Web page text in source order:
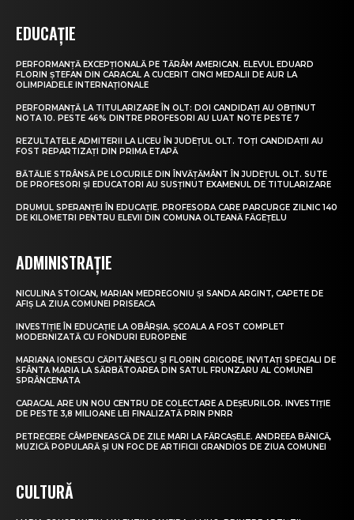
EDUCAȚIE
PERFORMANȚĂ EXCEPȚIONALĂ PE TĂRÂM AMERICAN. ELEVUL EDUARD
FLORIN ȘTEFAN DIN CARACAL A CUCERIT CINCI MEDALII DE AUR LA
OLIMPIADELE INTERNAȚIONALE
PERFORMANȚĂ LA TITULARIZARE ÎN OLT: DOI CANDIDAȚI AU OBȚINUT
NOTA 10. PESTE 46% DINTRE PROFESORI AU LUAT NOTE PESTE 7
REZULTATELE ADMITERII LA LICEU ÎN JUDEȚUL OLT. TOȚI CANDIDAȚII AU
FOST REPARTIZAȚI DIN PRIMA ETAPĂ
BĂTĂLIE STRÂNSĂ PE LOCURILE DIN ÎNVĂȚĂMÂNT ÎN JUDEȚUL OLT. SUTE
DE PROFESORI ȘI EDUCATORI AU SUSȚINUT EXAMENUL DE TITULARIZARE
DRUMUL SPERANȚEI ÎN EDUCAȚIE. PROFESORA CARE PARCURGE ZILNIC 140
DE KILOMETRI PENTRU ELEVII DIN COMUNA OLTEANĂ FĂGEȚELU
ADMINISTRAȚIE
NICULINA STOICAN, MARIAN MEDREGONIU ȘI SANDA ARGINT, CAPETE DE
AFIȘ LA ZIUA COMUNEI PRISEACA
INVESTIȚIE ÎN EDUCAȚIE LA OBÂRȘIA. ȘCOALA A FOST COMPLET
MODERNIZATĂ CU FONDURI EUROPENE
MARIANA IONESCU CĂPITĂNESCU ȘI FLORIN GRIGORE, INVITAȚI SPECIALI DE
SFÂNTA MARIA LA SĂRBĂTOAREA DIN SATUL FRUNZARU AL COMUNEI
SPRÂNCENATA
CARACAL ARE UN NOU CENTRU DE COLECTARE A DEȘEURILOR. INVESTIȚIE
DE PESTE 3,8 MILIOANE LEI FINALIZATĂ PRIN PNRR
PETRECERE CÂMPENEASCĂ DE ZILE MARI LA FĂRCAȘELE. ANDREEA BĂNICĂ,
MUZICĂ POPULARĂ ȘI UN FOC DE ARTIFICII GRANDIOS DE ZIUA COMUNEI
CULTURĂ